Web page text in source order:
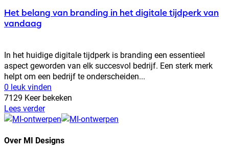
Het belang van branding in het digitale tijdperk van
vandaag
In het huidige digitale tijdperk is branding een essentieel
aspect geworden van elk succesvol bedrijf. Een sterk merk
helpt om een bedrijf te onderscheiden...
0 leuk vinden
7129 Keer bekeken
Lees verder
Over MI Designs